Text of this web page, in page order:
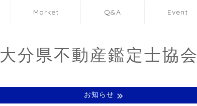
Market Q&A Event
大分県不動産鑑定士協会
お知らせ